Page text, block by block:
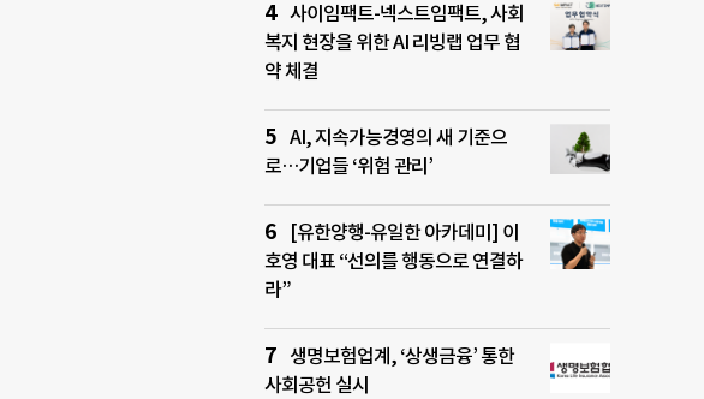
사이임팩트-넥스트임팩트, 사회
복지 현장을 위한 AI 리빙랩 업무 협
약 체결
AI, 지속가능경영의 새 기준으
로…기업들 ‘위험 관리’
[유한양행-유일한 아카데미] 이
호영 대표 “선의를 행동으로 연결하
라”
생명보험업계, ‘상생금융’ 통한
사회공헌 실시